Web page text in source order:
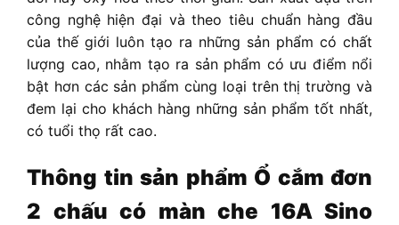
công nghệ hiện đại và theo tiêu chuẩn hàng đầu
của thế giới luôn tạo ra những sản phẩm có chất
lượng cao, nhằm tạo ra sản phẩm có ưu điểm nổi
bật hơn các sản phẩm cùng loại trên thị trường và
đem lại cho khách hàng những sản phẩm tốt nhất,
có tuổi thọ rất cao.
Thông tin sản phẩm Ổ cắm đơn
2 chấu có màn che 16A Sino